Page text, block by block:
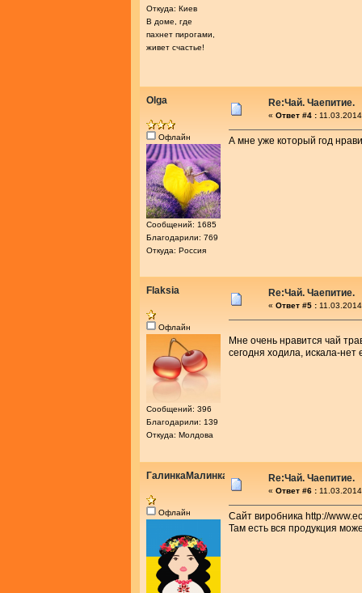
Откуда: Киев
В доме, где
пахнет пирогами,
живет счастье!
Olga
Офлайн
Сообщений: 1685
Благодарили: 769
Откуда: Россия
Re:Чай. Чаепитие.
« Ответ #4 :
А мне уже который год
Flaksia
Офлайн
Сообщений: 396
Благодарили: 139
Откуда: Молдова
Re:Чай. Чаепитие.
« Ответ #5 :
Мне очень нравится чай
сегодня ходила, искала-
ГалинкаМалинка
Офлайн
Re:Чай. Чаепитие.
« Ответ #6 :
Сайт виробника http://
Там есть вся продукция